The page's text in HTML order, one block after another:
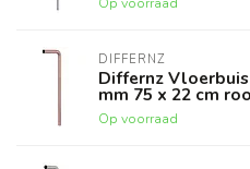
DIFFERNZ
Differnz
mm 75 x 22 cm
Op voorraad